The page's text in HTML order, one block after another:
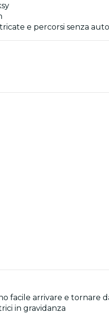
e percorsi senza
facile arrivare e tornare
in gravidanza